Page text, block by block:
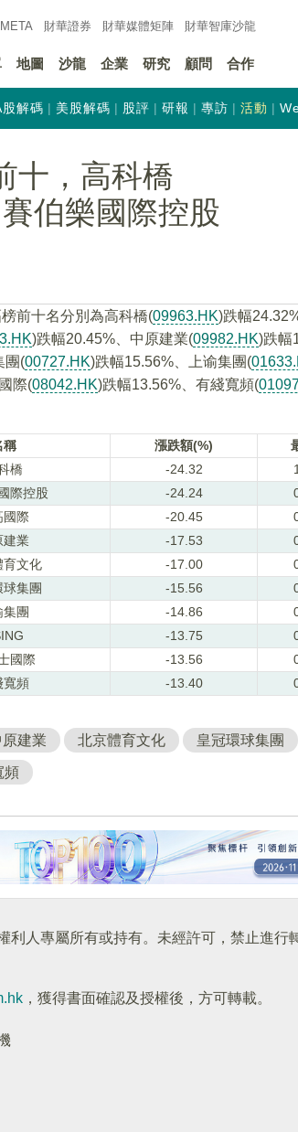
財華證券 財華媒體矩陣 財華智庫沙龍
地圖 沙龍 企業 研究 顧問 合作
股解碼 美股解碼 股評 研報 專訪 活動
十，高科橋
伯樂國際控股
前十名分別為高科橋(09963.HK)跌幅
)跌幅20.45%、中原建業(09982.HK)跌幅
團(00727.HK)跌幅15.56%、上谕集團(
際(08042.HK)跌幅13.56%、有綫寬頻(
稱 漲跌額(%)
橋 -24.32
際控股 -24.24
國際 -20.45
建業 -17.53
育文化 -17.00
球集團 -15.56
集團 -14.86
-13.75
國際 -13.56
寬頻 -13.40
原建業 北京體育文化 皇冠環球集團
頻
人專屬所有或持有。未經許可，禁止進行
，獲得書面確認及授權後，方可轉載。